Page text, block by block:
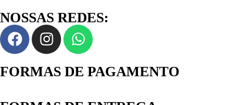
NOSSAS REDES:
FORMAS DE PAGAMENTO